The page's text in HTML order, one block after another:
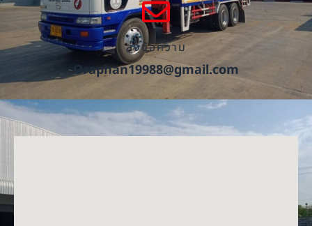
ส่งข้อความ
Oraphan19988@gmail.com